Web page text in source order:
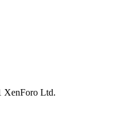
XenForo Ltd.